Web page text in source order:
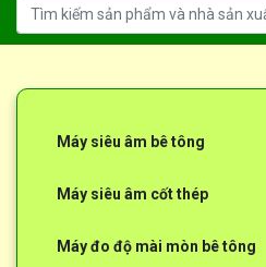
Thiết bị thí nghiệm pda
Thiết bị thí nghiệm pit
Bộ thí nghiệm Bentonite